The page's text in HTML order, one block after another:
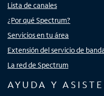
Lista de canales
¿Por qué Spectrum?
Servicios en tu área
Extensión del servicio de
La red de Spectrum
AYUDA Y